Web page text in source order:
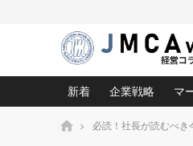
新着 企業戦略 マ
ホーム 必読！社長が読むべき